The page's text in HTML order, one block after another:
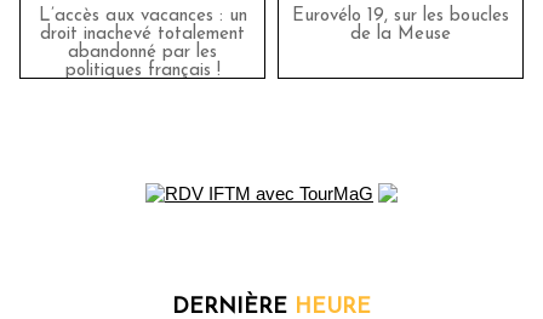
L’accès aux vacances : un
droit inachevé totalement
abandonné par les
politiques français !
Eurovélo 19, sur les boucles
de la Meuse
DERNIÈRE HEURE